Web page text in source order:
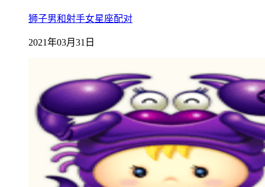
狮子男和射手女星座配对
2021年03月31日